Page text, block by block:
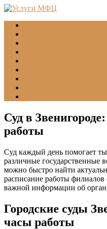
Суд в
работы
Суд каждый день помогает
различные государственные
можно быстро найти
расписание работы филиалов
важной информации об
Городские суды
часы работы